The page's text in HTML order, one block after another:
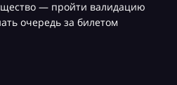
— пройти валидацию
очередь за билетом